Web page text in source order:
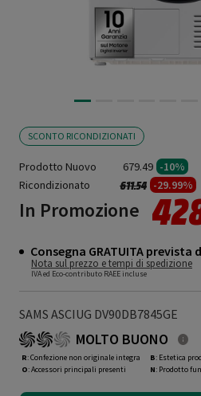
SCONTO RICONDIZIONATI
Prodotto Nuovo 679.49 -10%
Ricondizionato
Prezzo ridotto da
611.54a -29.99%
In Promozione
Consegna GRATUITA prevista
Nota sul prezzo e tempi di spedizione
IVA ed Eco-contributo RAEE incluse
SAMS ASCIUG DV90DB7845GE
MOLTO BUONO
R: Confezione non originale integra
O: Accessori principali presenti
B: Estetica
N: Prodotto